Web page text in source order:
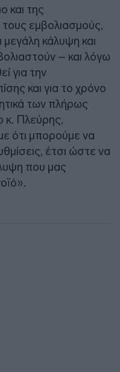
και της
εμβολιασμούς,
μεγάλη κάλυψη και
– και λόγω
για την
και για το χρόνο
των πλήρως
κ. Πλεύρης,
ότι μπορούμε να
έτσι ώστε να
που μας